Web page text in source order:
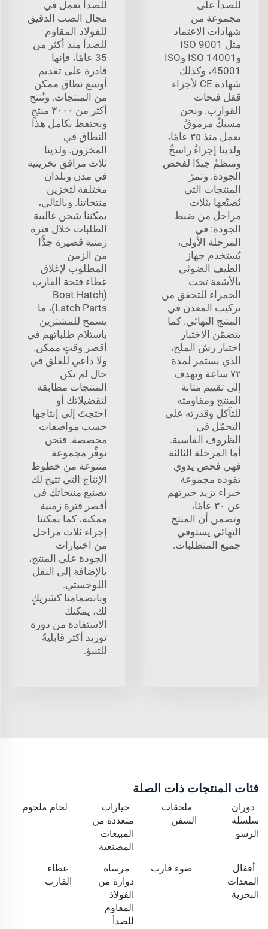
للصدأ على
مجموعة من
شهادات الاعتماد
مثل ISO 9001
وISO 14001 وISO
45001، وكذلك
شهادة CE لأجزاء
قفل فتحات
القوارب. ونحن
مسبكٌ مرموقٌ
يعمل منذ ٣٥ عامًا،
ولدينا إجراءٌ راسخٌ
ومنظمٌ جيدًا لفحص
الجودة. وتمرّ
المنتجات التي
نُصنّعها بثلاث
مراحل من ضبط
الجودة: في
المرحلة الأولى،
يُستخدم جهاز
الطيف الضوئي
بالأشعة تحت
الحمراء للتحقق من
تركيب المعدن في
المنتج النهائي. كما
يتضمّن الاختبار
اختبار رش الملح،
الذي يستمر لمدة
٧٢ ساعة ويهدف
إلى تقييم متانة
المنتج ومقاومته
للتآكل وقدرته على
التحمّل في
الظروف القاسية.
أما المرحلة الثالثة
فهي فحص يدوي
تقوده مجموعة
خبراء تزيد خبرتهم
عن ٣٠ عامًا،
وتضمن أن المنتج
النهائي يستوفي
جميع المتطلبات.
للصدأ تعمل في
مجال الصب الدقيق
للفولاذ المقاوم
للصدأ منذ أكثر من
35 عامًا، فإنها
قادرة على تقديم
أوسع نطاق ممكن
من المنتجات. ونُنتج
أكثر من ٣٠٠٠ منتجٍ
ونحتفظ بكامل هذا
النطاق في
المخزون. ولدينا
ثلاث مرافق تخزينية
في مدن وبلدان
مختلفة لتخزين
منتجاتنا. وبالتالي،
يمكننا شحن غالبية
الطلبات خلال فترة
زمنية قصيرة جدًّا
من الزمن
المطلوب لإغلاق
غطاء فتحة القارب
(Boat Hatch
Latch Parts)، ما
يسمح للمشترين
باستلام طلباتهم في
أقصر وقتٍ ممكن.
ولا داعي للقلق في
حال لم تكن
المنتجات مطابقة
لتفضيلاتك أو
احتجتَ إلى إنتاجها
حسب مواصفات
مخصصة. فنحن
نوفِّر مجموعة
متنوعة من خطوط
الإنتاج التي تتيح لك
تصنيع منتجاتك في
أقصر فترة زمنية
ممكنة، كما يمكننا
إجراء ثلاث مراحل
من اختبارات
الجودة على المنتج،
بالإضافة إلى النقل
اللوجستي.
وبانضمامنا كشريكٍ
لك، يمكنك
الاستفادة من دورة
توريد أكثر قابليةً
للتنبؤ.
فئات المنتجات ذات الصلة
دوران
سلسلة
الرسو
ملحقات
السفن
خيارات
متعددة من
المبيعات
المصنعية
لحام ملحوم
أقفال
المعدات
البحرية
ضوء قارب
مرساة
دوارة من
الفولاذ
المقاوم
للصدأ
غطاء
القارب